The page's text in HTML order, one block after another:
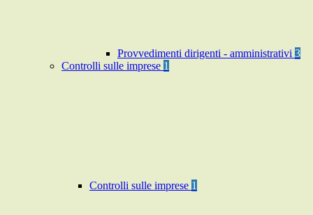
Provvedimenti dirigenti - amministrativi 3
Controlli sulle imprese 1
Controlli sulle imprese 1